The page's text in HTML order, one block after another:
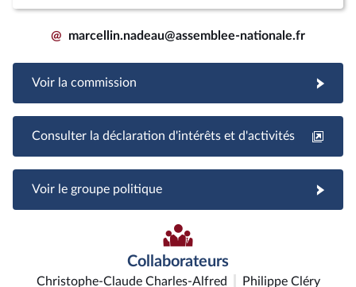
@ marcellin.nadeau@assemblee-nationale.fr
Voir la commission
Consulter la déclaration d'intérêts et d'activités
Voir le groupe politique
Collaborateurs
Christophe-Claude Charles-Alfred
Philippe Cléry